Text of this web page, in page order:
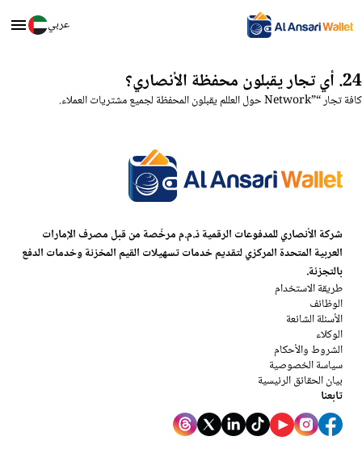
عربي
24. أي تجار يقبلون محفظة الأنصاري؟
كافة تجار “”Network حول العللم يقبلون المحفظة لجميع مشتريات العملاء.
شركة الأنصاري للمدفوعات الرقمية ذ.م.م مرخّصة من قبل مصرف الإمارات
العربية المتحدة المركزي لتقديم خدمات تسهيلات القيم المخزنة وخدمات الدفع
بالتجزئة.
طريقة الاستخدام
الوظائف
الأسئلة الشائعة
الوكلاء
الشروط والأحكام
سياسة الخصوصية
بيان الحقائق الرئيسية
تابعنا